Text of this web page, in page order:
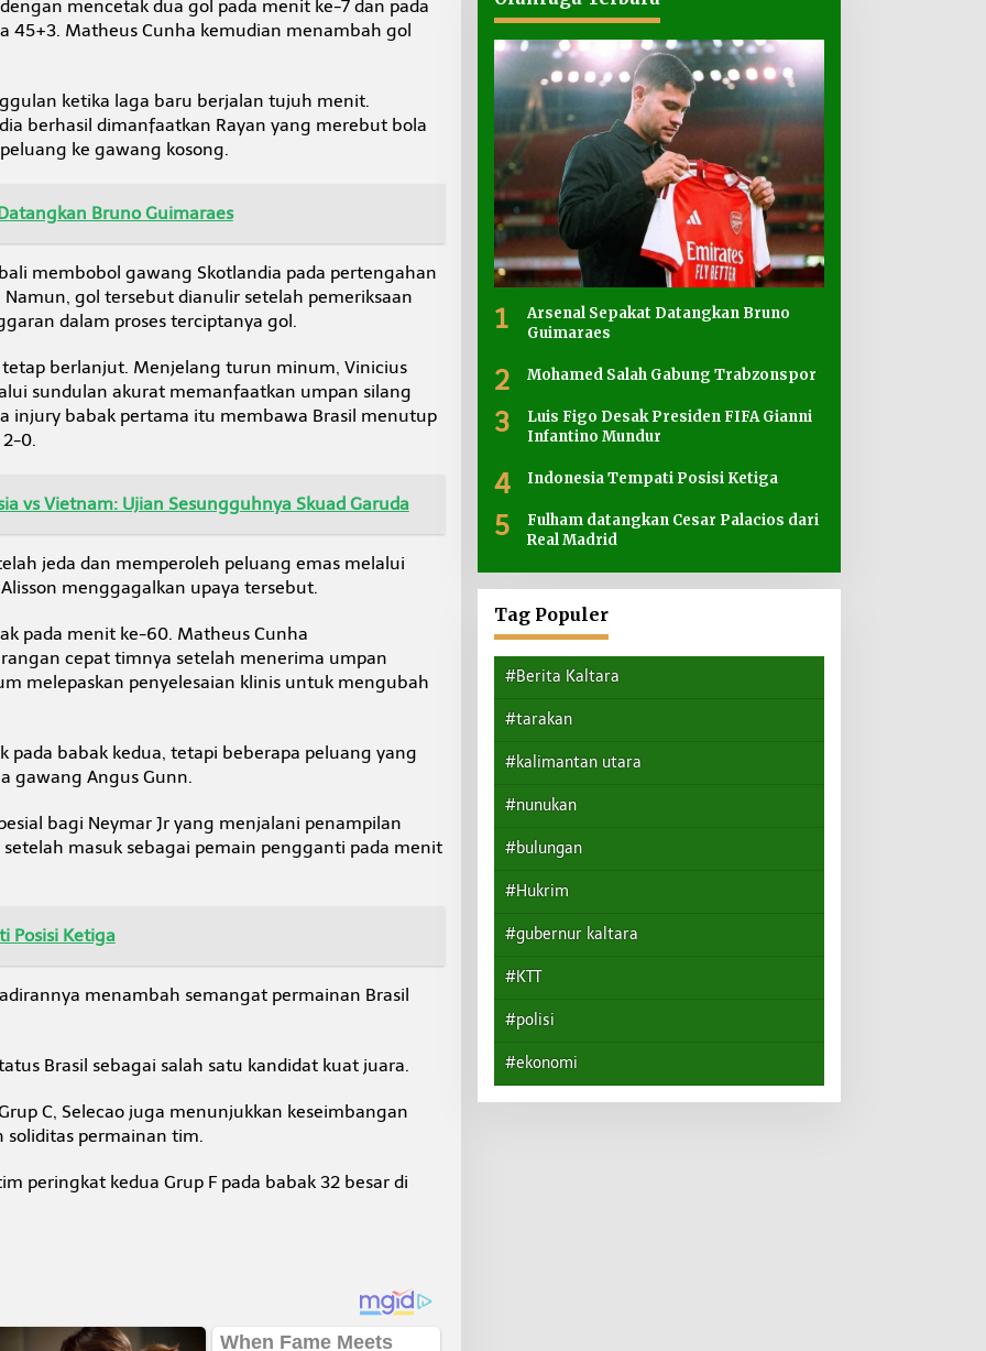
mencetak dua gol pada menit ke-7 dan pada
45+3. Matheus Cunha kemudian menambah gol
ketika laga baru berjalan tujuh menit.
berhasil dimanfaatkan Rayan yang merebut bola
ke gawang kosong.
Bruno Guimaraes
membobol gawang Skotlandia pada pertengahan
gol tersebut dianulir setelah pemeriksaan
dalam proses terciptanya gol.
tetap berlanjut. Menjelang turun minum, Vinicius
sundulan akurat memanfaatkan umpan silang
injury babak pertama itu membawa Brasil menutup
0.
vs Vietnam: Ujian Sesungguhnya Skuad Garuda
jeda dan memperoleh peluang emas melalui
menggagalkan upaya tersebut.
pada menit ke-60. Matheus Cunha
cepat timnya setelah menerima umpan
melepaskan penyelesaian klinis untuk mengubah
pada babak kedua, tetapi beberapa peluang yang
gawang Angus Gunn.
bagi Neymar Jr yang menjalani penampilan
masuk sebagai pemain pengganti pada menit
Posisi Ketiga
menambah semangat permainan Brasil
Brasil sebagai salah satu kandidat kuat juara.
C, Selecao juga menunjukkan keseimbangan
permainan tim.
peringkat kedua Grup F pada babak 32 besar di
1
Arsenal Sepakat Datangkan Bruno
Guimaraes
2 Mohamed Salah Gabung Trabzonspor
3
Luis Figo Desak Presiden FIFA Gianni
Infantino Mundur
4 Indonesia Tempati Posisi Ketiga
5
Fulham datangkan Cesar Palacios dari
Real Madrid
Tag Populer
#Berita Kaltara
#tarakan
#kalimantan utara
#nunukan
#bulungan
#Hukrim
#gubernur kaltara
#KTT
#polisi
#ekonomi